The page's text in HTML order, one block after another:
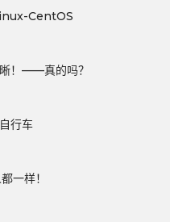
CentOS
！——真的吗？
行车
一样！